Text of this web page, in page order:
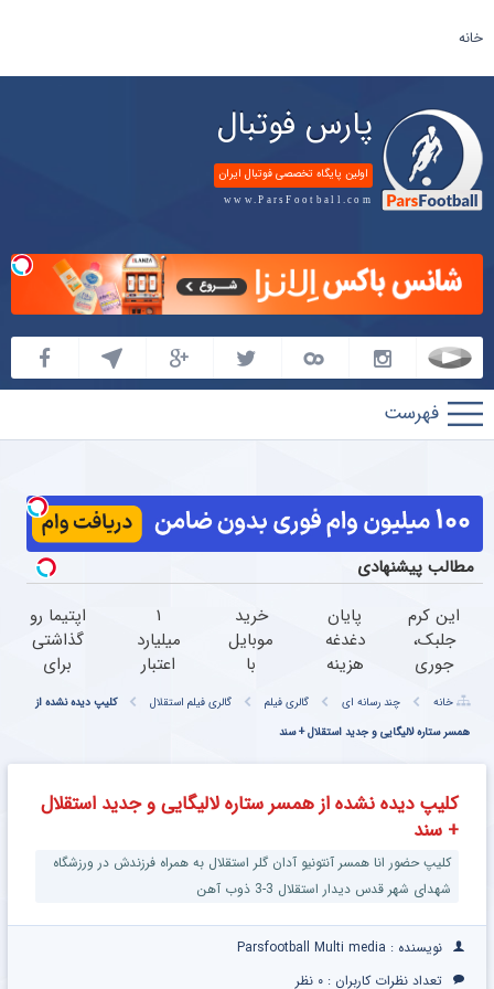
خانه
پارس فوتبال
اولین پایگاه تخصصی فوتبال ایران
www.ParsFootball.com
پارس
فوتبال
مطالب پیشنهادی
این کرم
جلبک،
جوری
صاف
میکنه
که انگار
کردی!
(تخفیف
ویژه)
پایان
دغدغه
هزینه
دندان
پزشکی
با پک
کننده
خرید
موبایل
با
پی |
قسط
سود و
۱
میلیارد
اعتبار
طلا |
ضامن
اپتیما رو
گذاشتی
برای
با
راحت و
بفروشش
خانه چند رسانه ای گالری فیلم گالری فیلم استقلال
کلیپ دیده نشده از
همسر ستاره لالیگایی و جدید استقلال + سند
کلیپ دیده نشده از همسر ستاره لالیگایی و جدید استقلال
+ سند
کلیپ حضور انا همسر آنتونیو آدان گلر استقلال به همراه فرزندش در ورزشگاه
شهدای شهر قدس دیدار استقلال 3-3 ذوب آهن
نویسنده : Parsfootball Multi media
تعداد نظرات کاربران : ۰ نظر